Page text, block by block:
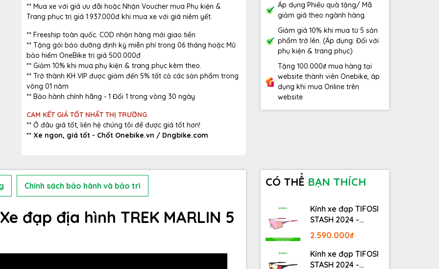
** Mua xe với giá ưu đãi hoặc Nhận Voucher mua Phụ kiện &
Trang phục trị giá 1.937.000đ khi mua xe với giá niêm yết.
** Freeship toàn quốc. COD nhận hàng mới giao tiền
** Tặng gói bảo dưỡng định kỳ miễn phí trong 06 tháng hoặc Mũ
bảo hiểm OneBike trị giá 500.000đ
** Giảm 10% khi mua phụ kiện & trang phục kèm theo.
** Trở thành KH VIP được giảm đến 5% tất cả các sản phẩm trong
vòng 01 năm
** Bảo hành chính hãng - 1 Đổi 1 trong vòng 30 ngày
CAM KẾT GIÁ TỐT NHẤT THỊ TRƯỜNG
** Ở đâu giá tốt, liên hệ chúng tôi để được giá tốt hơn!
** Xe ngon, giá tốt - Chốt Onebike.vn / Dngbike.com
Áp dụng Phiếu quà tặng/ Mã
giảm giá theo ngành hàng.
Giảm giá 10% khi mua từ 5 sản
phẩm trở lên. (Áp dụng: Đối với
phụ kiện & trang phục)
Tặng 100.000₫ mua hàng tại
website thành viên Onebike, áp
dụng khi mua Online trên
website
Chính sách bảo hành và bảo trì
đạp địa hình TREK MARLIN 5
CÓ THỂ BẠN THÍCH
Kính xe đạp TIFOSI
STASH 2024 -
STASH, RACE PINK
2.590.000₫
Kính xe đạp TIFOSI
STASH 2024 -